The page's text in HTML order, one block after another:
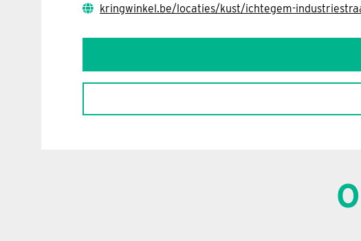
kringwinkel.be/locaties/kust/ichtegem-